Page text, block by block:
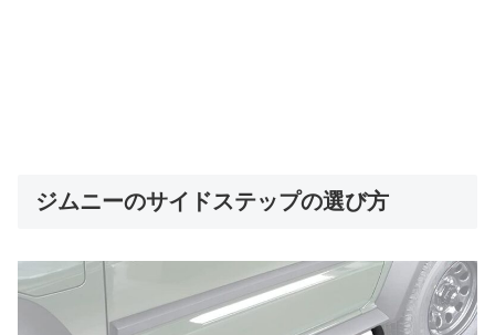
ジムニーのサイドステップの選び方